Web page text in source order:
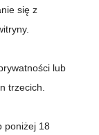
się z
lub
trzecich.
poniżej 18